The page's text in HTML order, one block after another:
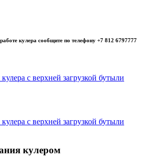
кулера сообщите по телефону +7 812 6797777
с верхней загрузкой бутыли
с верхней загрузкой бутыли
кулером